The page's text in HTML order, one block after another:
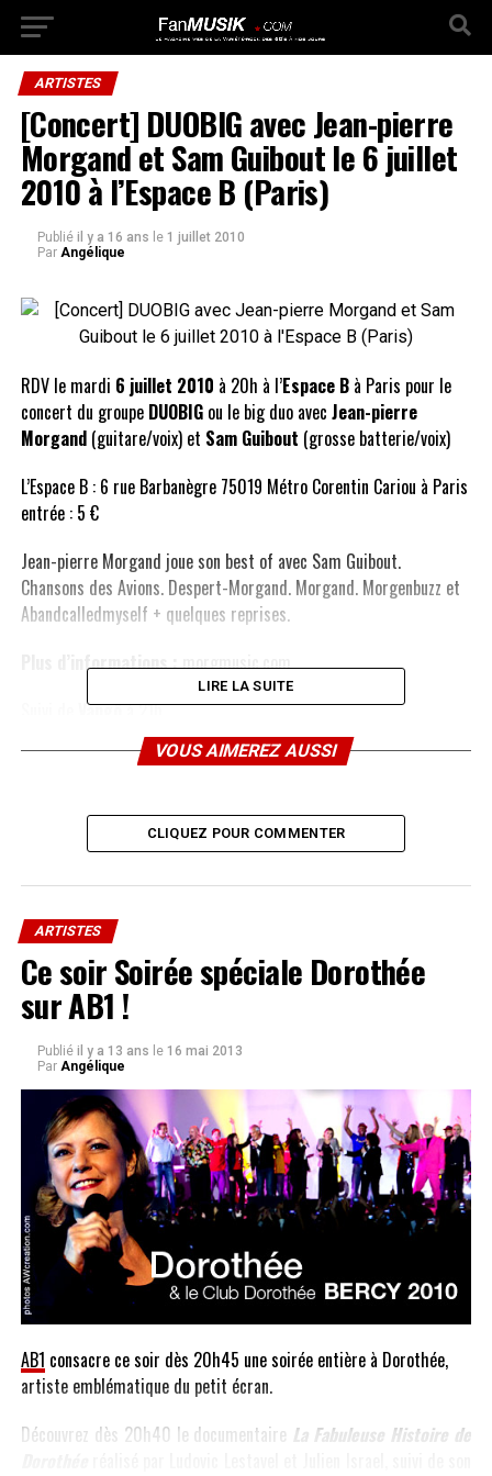
ARTISTES
[Concert] DUOBIG avec Jean-pierre
Morgand et Sam Guibout le 6 juillet
2010 à l’Espace B (Paris)
Publié il y a 16 ans le 1 juillet 2010
Par Angélique
RDV le mardi 6 juillet 2010 à 20h à l’Espace Bà Paris pour le
concert du groupe DUOBIG ou le big duo avec Jean-pierre
Morgand (guitare/voix) et Sam Guibout (grosse batterie/voix)
L’Espace B : 6 rue Barbanègre 75019 Métro Corentin Cariou à Paris
entrée : 5 €
Jean-pierre Morgand joue son best of avec Sam Guibout.
Chansons des Avions. Despert-Morgand. Morgand. Morgenbuzz et
Abandcalledmyself + quelques reprises.
Plus d’informations :morgmusic.com
Vangôà 21h
SUJETS ABORDÉS :
[Festival] 18ème Festival de Country Music à Mirande du
13 au 18 juillet 2010
NE MANQUEZ PAS AUSSI
!
LIRE LA SUITE
VOUS AIMEREZ AUSSI
CLIQUEZ POUR COMMENTER
ARTISTES
Ce soir Soirée spéciale Dorothée
sur AB1 !
Publié il y a 13 ans le 16 mai 2013
Par Angélique
AB1 consacre ce soir dès 20h45 une soirée entière à Dorothée,
artiste emblématique du petit écran.
Découvrez dès 20h40 le documentaire La Fabuleuse Histoire de